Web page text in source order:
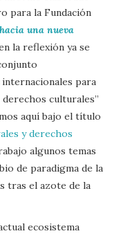
para la Fundación
una nueva
la reflexión ya se
para
derechos culturales”
aquí bajo el título
y derechos
algunos temas
de paradigma de la
tras el azote de la
ecosistema